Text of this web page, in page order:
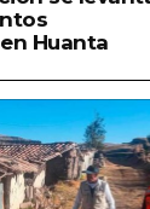
Huanta